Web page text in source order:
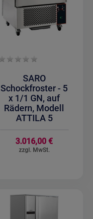
SARO
Schockfroster - 5
x 1/1 GN, auf
Rädern, Modell
ATTILA 5
3.016,00 €